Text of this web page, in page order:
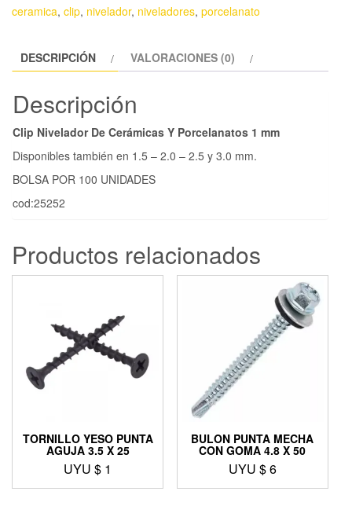
ceramica, clip, nivelador, niveladores, porcelanato
DESCRIPCIÓN VALORACIONES (0)
Descripción
Clip Nivelador De Cerámicas Y Porcelanatos 1 mm
Disponibles también en 1.5 – 2.0 – 2.5 y 3.0 mm.
BOLSA POR 100 UNIDADES
cod:25252
Productos relacionados
TORNILLO YESO PUNTA
AGUJA 3.5 X 25
UYU $ 1
BULON PUNTA MECHA
CON GOMA 4.8 X 50
UYU $6